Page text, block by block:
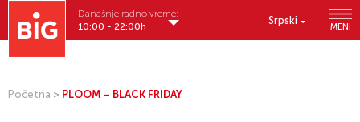
Srpski
MENI
Današnje radno vreme:
10:00 - 22:00h
Početna > PLOOM – BLACK FRIDAY